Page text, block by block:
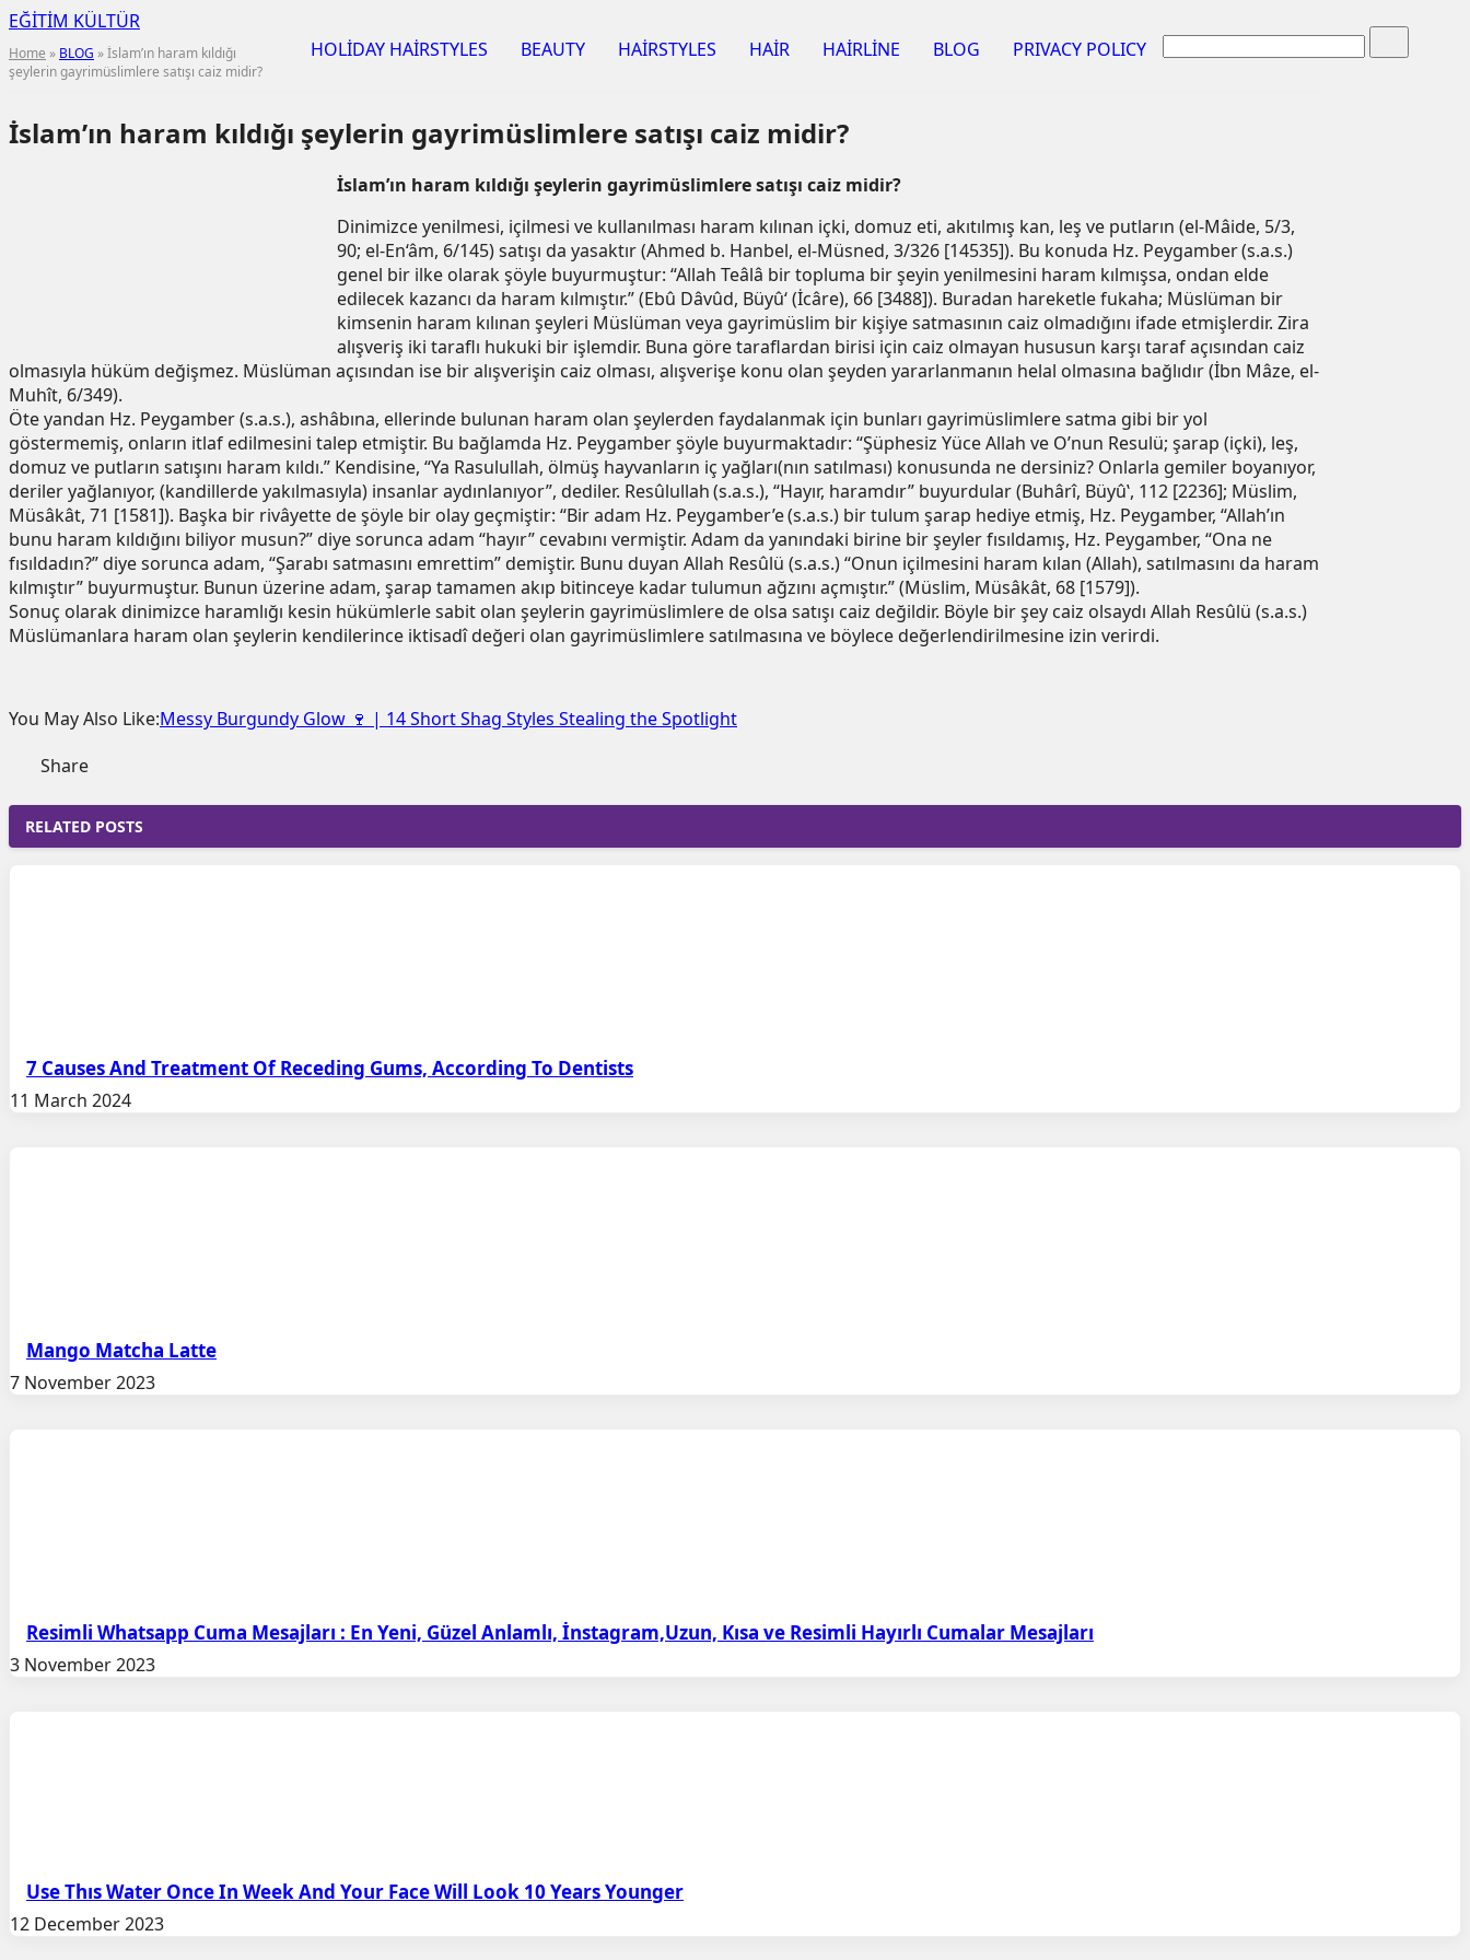
EĞİTİM KÜLTÜR
HOLİDAY HAİRSTYLES
BEAUTY HAİRSTYLES HAİR HAİRLİNE BLOG PRIVACY POLICY
Home » BLOG » İslam’ın haram kıldığı
şeylerin gayrimüslimlere satışı caiz midir?
İslam’ın haram kıldığı şeylerin gayrimüslimlere satışı caiz midir?
İslam’ın haram kıldığı şeylerin gayrimüslimlere satışı caiz midir?
Dinimizce yenilmesi, içilmesi ve kullanılması haram kılınan içki, domuz eti, akıtılmış kan, leş ve putların (el-Mâide, 5/3,
90; el-En‘âm, 6/145) satışı da yasaktır (Ahmed b. Hanbel, el-Müsned, 3/326 [14535]). Bu konuda Hz. Peygamber (s.a.s.)
genel bir ilke olarak şöyle buyurmuştur: “Allah Teâlâ bir topluma bir şeyin yenilmesini haram kılmışsa, ondan elde
edilecek kazancı da haram kılmıştır.” (Ebû Dâvûd, Büyû‘ (İcâre), 66 [3488]). Buradan hareketle fukaha; Müslüman bir
kimsenin haram kılınan şeyleri Müslüman veya gayrimüslim bir kişiye satmasının caiz olmadığını ifade etmişlerdir. Zira
alışveriş iki taraflı hukuki bir işlemdir. Buna göre taraflardan birisi için caiz olmayan hususun karşı taraf açısından caiz
olmasıyla hüküm değişmez. Müslüman açısından ise bir alışverişin caiz olması, alışverişe konu olan şeyden yararlanmanın helal olmasına bağlıdır (İbn Mâze, el-
Muhît, 6/349).
Öte yandan Hz. Peygamber (s.a.s.), ashâbına, ellerinde bulunan haram olan şeylerden faydalanmak için bunları gayrimüslimlere satma gibi bir yol
göstermemiş, onların itlaf edilmesini talep etmiştir. Bu bağlamda Hz. Peygamber şöyle buyurmaktadır: “Şüphesiz Yüce Allah ve O’nun Resulü; şarap (içki), leş,
domuz ve putların satışını haram kıldı.” Kendisine, “Ya Rasulullah, ölmüş hayvanların iç yağları(nın satılması) konusunda ne dersiniz? Onlarla gemiler boyanıyor,
deriler yağlanıyor, (kandillerde yakılmasıyla) insanlar aydınlanıyor”, dediler. Resûlullah (s.a.s.), “Hayır, haramdır” buyurdular (Buhârî, Büyûʽ, 112 [2236]; Müslim,
Müsâkât, 71 [1581]). Başka bir rivâyette de şöyle bir olay geçmiştir: “Bir adam Hz. Peygamber’e (s.a.s.) bir tulum şarap hediye etmiş, Hz. Peygamber, “Allah’ın
bunu haram kıldığını biliyor musun?” diye sorunca adam “hayır” cevabını vermiştir. Adam da yanındaki birine bir şeyler fısıldamış, Hz. Peygamber, “Ona ne
fısıldadın?” diye sorunca adam, “Şarabı satmasını emrettim” demiştir. Bunu duyan Allah Resûlü (s.a.s.) “Onun içilmesini haram kılan (Allah), satılmasını da haram
kılmıştır” buyurmuştur. Bunun üzerine adam, şarap tamamen akıp bitinceye kadar tulumun ağzını açmıştır.” (Müslim, Müsâkât, 68 [1579]).
Sonuç olarak dinimizce haramlığı kesin hükümlerle sabit olan şeylerin gayrimüslimlere de olsa satışı caiz değildir. Böyle bir şey caiz olsaydı Allah Resûlü (s.a.s.)
Müslümanlara haram olan şeylerin kendilerince iktisadî değeri olan gayrimüslimlere satılmasına ve böylece değerlendirilmesine izin verirdi.
You May Also Like:Messy Burgundy Glow 🍷 | 14 Short Shag Styles Stealing the Spotlight
Share
RELATED POSTS
7 Causes And Treatment Of Receding Gums, According To Dentists
11 March 2024
Mango Matcha Latte
7 November 2023
Resimli Whatsapp Cuma Mesajları : En Yeni, Güzel Anlamlı, İnstagram,Uzun, Kısa ve Resimli Hayırlı Cumalar Mesajları
3 November 2023
Use Thıs Water Once In Week And Your Face Will Look 10 Years Younger
12 December 2023